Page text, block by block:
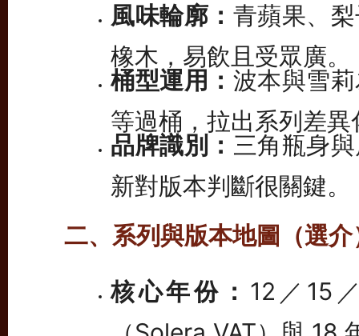
風味輪廓： 青蘋果、
橡木，易飲且受眾廣。
桶型運用： 波本與雪
等過桶，拉出系列差異
品牌識別： 三角瓶身
新對版本判斷很關鍵。
二、系列與版本地圖（選介
核心年份： 12／15
（Solera VAT）與 18